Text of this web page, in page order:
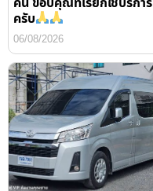
ครับ
06/08/2026